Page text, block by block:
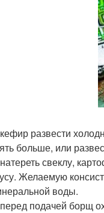
развести
больше, или
свеклу,
Желаемую
воды.
подачей борщ